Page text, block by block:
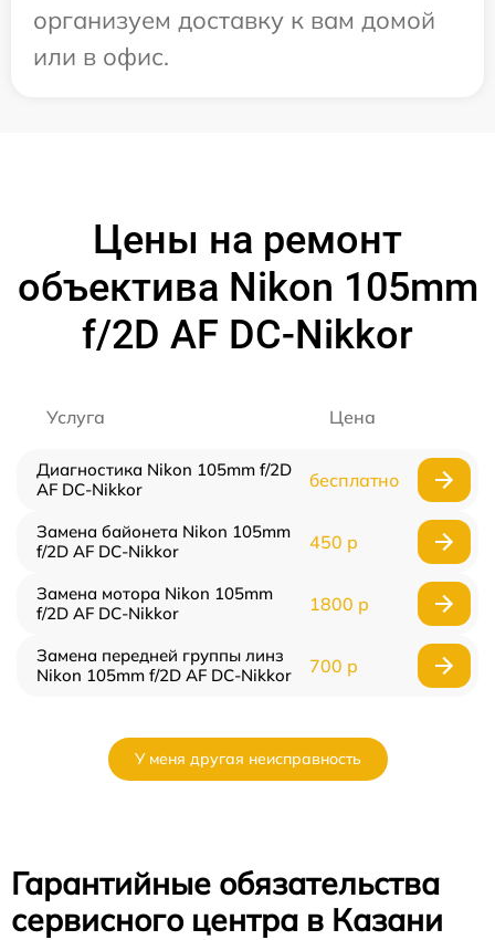
организуем доставку к вам домой
или в офис.
Цены на ремонт
объектива Nikon 105mm
f/2D AF DC-Nikkor
Услуга Цена
Диагностика Nikon 105mm f/2D
AF DC-Nikkor
бесплатно
Замена байонета Nikon 105mm
f/2D AF DC-Nikkor
450 р
Замена мотора Nikon 105mm
f/2D AF DC-Nikkor
1800 р
Замена передней группы линз
Nikon 105mm f/2D AF DC-Nikkor
700 р
У меня другая неисправность
Гарантийные обязательства
сервисного центра в Казани